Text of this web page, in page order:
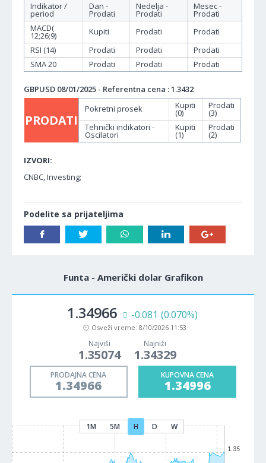
Indikator /
period
Dan -
Prodati
Nedelja -
Prodati
Mesec -
Prodati
MACD(
12;26;9) Kupiti Prodati
Prodati
RSI (14)
Prodati Prodati
Prodati
SMA 20
Prodati Prodati Prodati
GBPUSD 08/01/2025 - Referentna cena : 1.3432
PRODATI
Pokretni prosek Kupiti
(0)
Prodati
(3)
Tehnički indikatori -
Oscilatori
Kupiti
(1)
Prodati
(2)
IZVORI:
CNBC, Investing;
Podelite sa prijateljima
Funta - Američki dolar Grafikon
1.34965 -0.080 (0.069%)
Osveži vreme: 8/10/2026 11:53
Najviši
1.35074
Najniži
1.34329
PRODAJNA CENA
1.34965
KUPOVNA CENA
1.34995
1M 5M H D W
1.35